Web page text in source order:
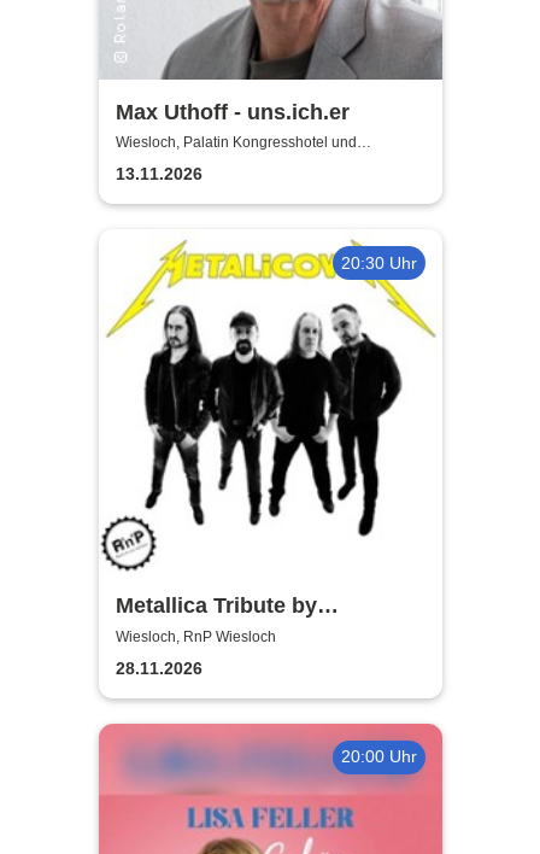
Max Uthoff - uns.ich.er
Wiesloch, Palatin Kongresshotel und
Kulturzentrum
13.11.2026
20:30 Uhr
Metallica Tribute by
Metalicover
Wiesloch, RnP Wiesloch
28.11.2026
20:00 Uhr